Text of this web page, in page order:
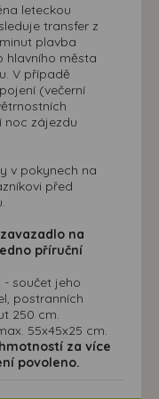
leteckou
transfer z
plavba
hlavního města
V případě
(večerní
noc zájezdu
v pokynech na
před
na
příruční
součet jeho
postranních
250 cm.
55x45x25 cm.
za více
povoleno.